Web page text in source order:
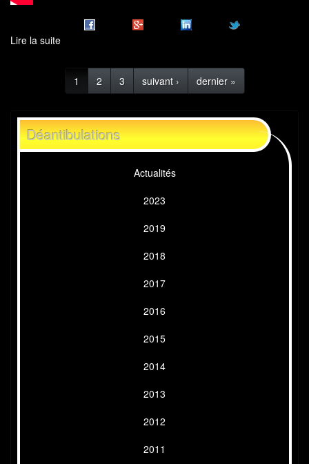
Lire la suite
Déantibulations
20161 2 3 suivant › dernier »
Déantibulations
Actualités
2023
2019
2018
2017
2016
2015
2014
2013
2012
2011